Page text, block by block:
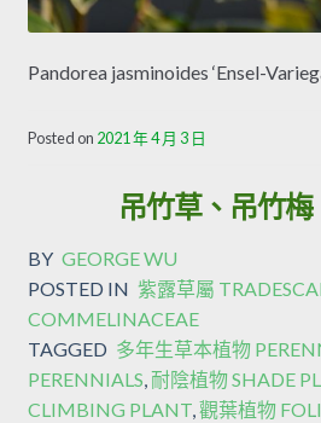
Pandorea jasminoides ‘Ensel-
Posted on 2021 年 4 月 3 日
吊竹草、吊竹
BY GEORGE WU
POSTED IN 紫露草屬
COMMELINACEAE
TAGGED 多年生草本植物
PERENNIALS,耐陰植物 SHADE
CLIMBING PLANT,觀葉植物